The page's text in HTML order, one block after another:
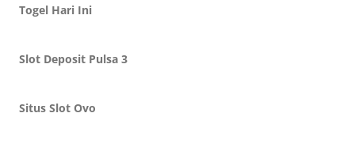
Togel Hari Ini
Slot Deposit Pulsa 3
Situs Slot Ovo